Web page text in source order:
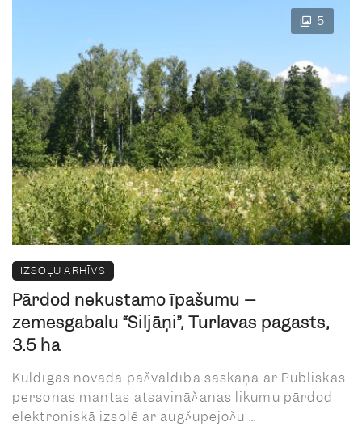
5
IZSOĻU ARHĪVS
Pārdod nekustamo īpašumu –
zemesgabalu “Siljāņi”, Turlavas pagasts,
3.5 ha
Kuldīgas novada pašvaldība saskaņā ar Publiskas
personas mantas atsavināšanas likumu pārdod
elektroniskā izsolē ar augšupejošu ...